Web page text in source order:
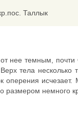
Таллык
от нее темным,
тела
оперения
немного